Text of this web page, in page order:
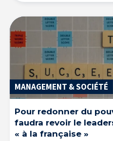
La
MANAGEMENT & SOCIÉTÉ
Pour redonner du
faudra revoir le
« à la française »